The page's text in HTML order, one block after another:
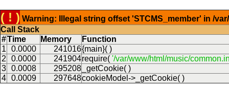
( ! ) Warning: Illegal string offset 'STCMS_member' in /
Call Stack
#Time Memory
Function
1
0.0000 241016{main}( )
2
0.0000 241904require( '/var/www/html/music/
3
0.0008 295208 _getCookie( )
4
0.0009 297648cookieModel->_getCookie( )